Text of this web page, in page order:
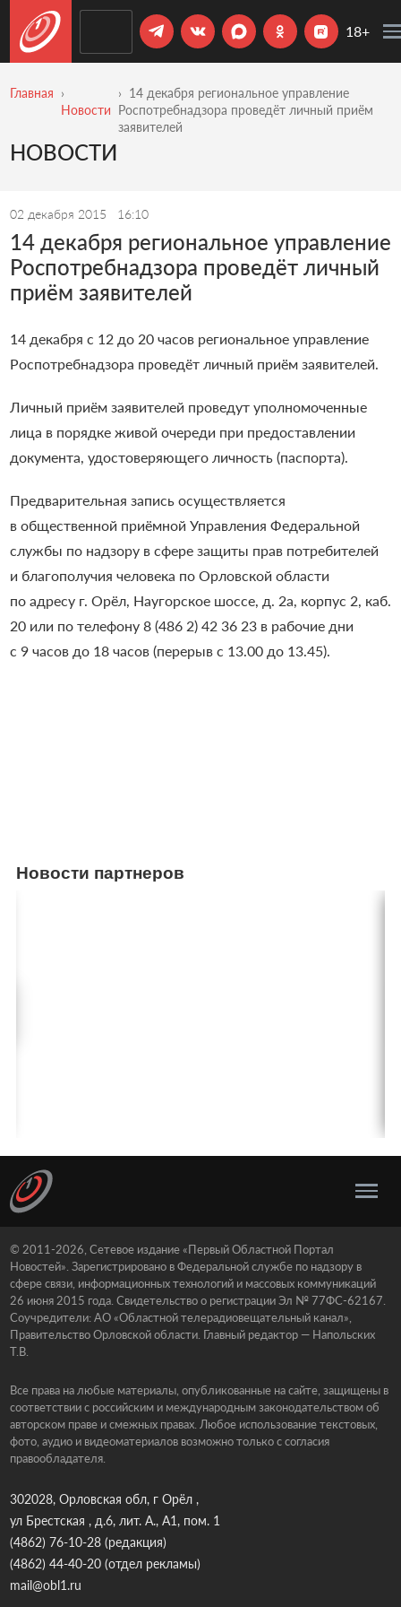
18+
Главная
Новости
14 декабря региональное управление
Роспотребнадзора проведёт личный приём
заявителей
НОВОСТИ
02 декабря 2015 16:10
14 декабря региональное управление
Роспотребнадзора проведёт личный
приём заявителей
14 декабря с 12 до 20 часов региональное управление
Роспотребнадзора проведёт личный приём заявителей.
Личный приём заявителей проведут уполномоченные
лица в порядке живой очереди при предоставлении
документа, удостоверяющего личность (паспорта).
Предварительная запись осуществляется
в общественной приёмной Управления Федеральной
службы по надзору в сфере защиты прав потребителей
и благополучия человека по Орловской области
по адресу г. Орёл, Наугорское шоссе, д. 2а, корпус 2, каб.
20 или по телефону 8 (486 2) 42 36 23 в рабочие дни
с 9 часов до 18 часов (перерыв с 13.00 до 13.45).
Новости партнеров
© 2011-2026, Сетевое издание «Первый Областной Портал
Новостей». Зарегистрировано в Федеральной службе по надзору в
сфере связи, информационных технологий и массовых коммуникаций
26 июня 2015 года. Свидетельство о регистрации Эл № 77ФС-62167.
Соучредители: АО «Областной телерадиовещательный канал»,
Правительство Орловской области. Главный редактор — Напольских
Т.В.
Все права на любые материалы, опубликованные на сайте, защищены в
соответствии с российским и международным законодательством об
авторском праве и смежных правах. Любое использование текстовых,
фото, аудио и видеоматериалов возможно только с согласия
правообладателя.
302028, Орловская обл, г Орёл ,
ул Брестская , д.6, лит. А., А1, пом. 1
(4862) 76-10-28(редакция)
(4862) 44-40-20(отдел рекламы)
mail@obl1.ru